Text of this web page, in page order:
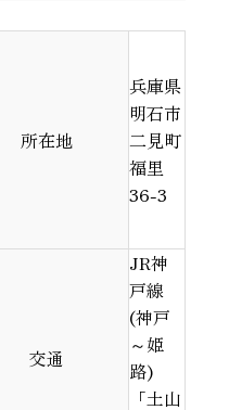
所在地
兵庫県
明石市
二見町
福里
36-3
交通
JR神
戸線
(神戸
～姫
路)
「土山